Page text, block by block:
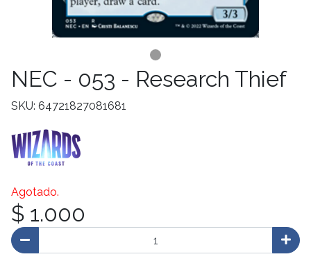
NEC - 053 - Research Thief
SKU: 64721827081681
Agotado.
$ 1.000